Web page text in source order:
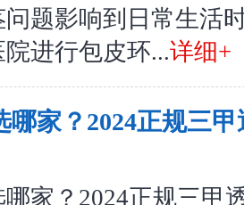
问题影响到日常生活
进行包皮环...详细+
哪家？2024正规三
家？2024正规三甲